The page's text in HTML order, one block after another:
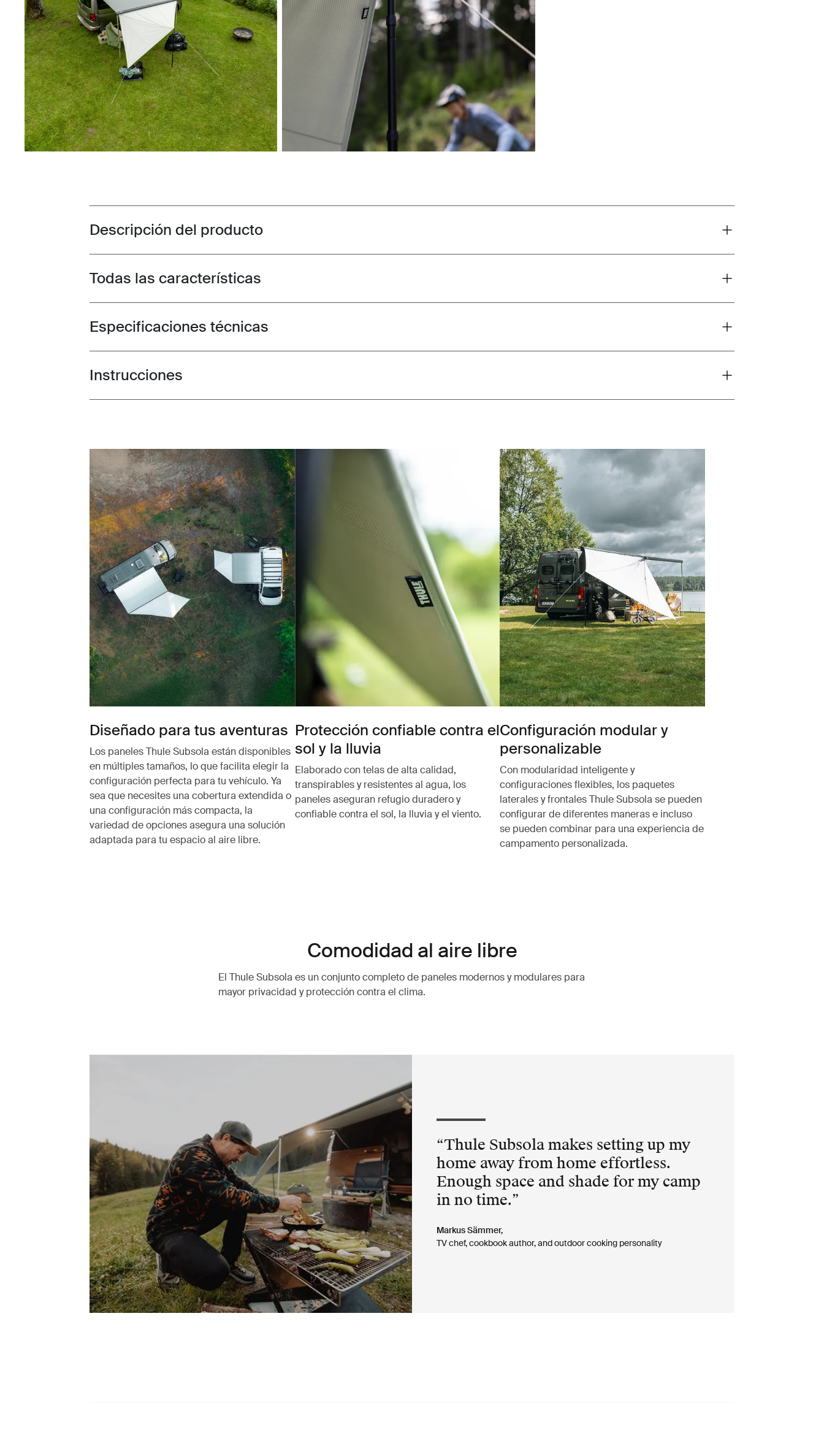
Toggle overview
Descripción del producto
Toggle features
Todas las características
Toggle techspec
Especificaciones técnicas
Toggle guides and instructions
Instrucciones
Diseñado para tus aventuras
Los paneles Thule Subsola están disponibles
en múltiples tamaños, lo que facilita elegir la
configuración perfecta para tu vehículo. Ya
sea que necesites una cobertura extendida o
una configuración más compacta, la
variedad de opciones asegura una solución
adaptada para tu espacio al aire libre.
Protección confiable contra el
sol y la lluvia
Elaborado con telas de alta calidad,
transpirables y resistentes al agua, los
paneles aseguran refugio duradero y
confiable contra el sol, la lluvia y el viento.
Configuración modular y
personalizable
Con modularidad inteligente y
configuraciones flexibles, los paquetes
laterales y frontales Thule Subsola se pueden
configurar de diferentes maneras e incluso
se pueden combinar para una experiencia de
campamento personalizada.
Comodidad al aire libre
El Thule Subsola es un conjunto completo de paneles modernos y modulares para
mayor privacidad y protección contra el clima.
Thule Subsola makes setting up my
home away from home effortless.
Enough space and shade for my camp
in no time.
Markus Sämmer,
TV chef, cookbook author, and outdoor cooking personality